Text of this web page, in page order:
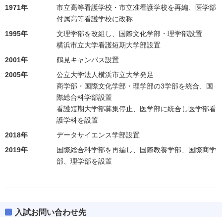
1971年
市立高等看護学校・市立准看護学校を再編、医学部
付属高等看護学校に改称
1995年
文理学部を改組し、国際文化学部・理学部設置
横浜市立大学看護短期大学部設置
2001年
鶴見キャンパス設置
2005年
公立大学法人横浜市立大学発足
商学部・国際文化学部・理学部の3学部を統合、国
際総合科学部設置
看護短期大学部募集停止、医学部に統合し医学部看
護学科を設置
2018年
データサイエンス学部設置
2019年
国際総合科学部を再編し、国際教養学部、国際商学
部、理学部を設置
入試お問い合わせ先